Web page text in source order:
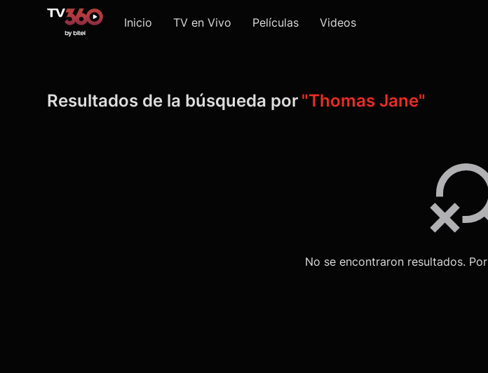
Inicio TV en Vivo Películas Videos
Resultados de la búsqueda por "Thomas Jane"
No se encontraron resultados.